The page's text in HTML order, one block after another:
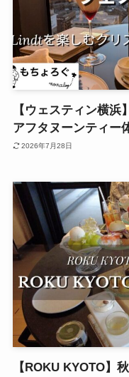
【ウェスティン横
アフタヌーンティー
2026年7月28日
【ROKU KYOTO】